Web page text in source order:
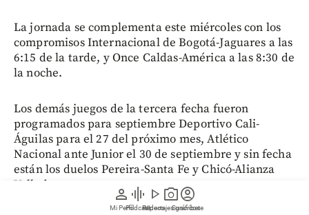
person
Mi Perfil
graphic_eq
Pódcast
play_arrow
Videos
photo_camera
Reportajes gráficos
account_circle
Suscríbete
La jornada se complementa este miércoles con los
compromisos Internacional de Bogotá-Jaguares a las
6:15 de la tarde, y Once Caldas-América a las 8:30 de
la noche.
Los demás juegos de la tercera fecha fueron
programados para septiembre Deportivo Cali-
Águilas para el 27 del próximo mes, Atlético
Nacional ante Junior el 30 de septiembre y sin fecha
están los duelos Pereira-Santa Fe y Chicó-Alianza
Valledupar.